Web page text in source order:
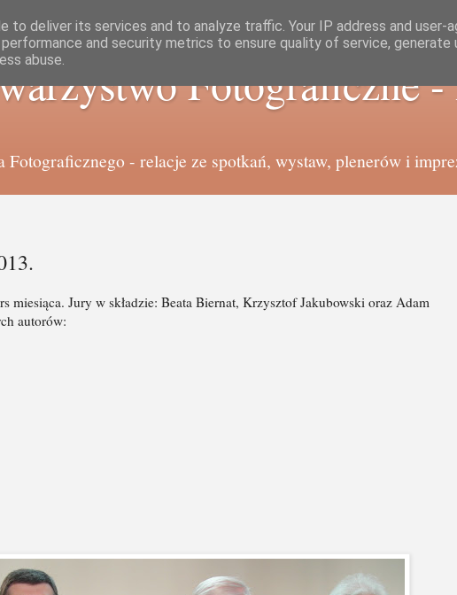
Fotograficzne
Fotograficznego - relacje ze spotkań, wystaw, plenerów i
miesiąca. Jury w składzie: Beata Biernat, Krzysztof Jakubowski oraz Adam
autorów:
to deliver its services and to analyze traffic. Your IP address and user-
and security metrics to ensure quality of service, generate
abuse.